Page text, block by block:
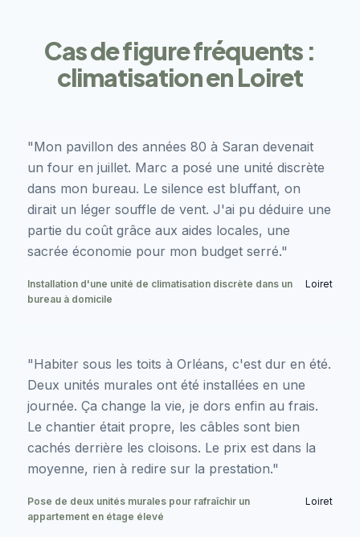
Cas de figure fréquents :
climatisation en Loiret
"Mon pavillon des années 80 à Saran devenait
un four en juillet. Marc a posé une unité discrète
dans mon bureau. Le silence est bluffant, on
dirait un léger souffle de vent. J'ai pu déduire une
partie du coût grâce aux aides locales, une
sacrée économie pour mon budget serré."
Installation d'une unité de climatisation discrète dans un
bureau à domicile
Loiret
"Habiter sous les toits à Orléans, c'est dur en été.
Deux unités murales ont été installées en une
journée. Ça change la vie, je dors enfin au frais.
Le chantier était propre, les câbles sont bien
cachés derrière les cloisons. Le prix est dans la
moyenne, rien à redire sur la prestation."
Pose de deux unités murales pour rafraîchir un
appartement en étage élevé
Loiret